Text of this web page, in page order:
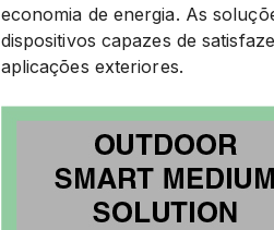
economia de energia. As
dispositivos capazes de
aplicações exteriores.